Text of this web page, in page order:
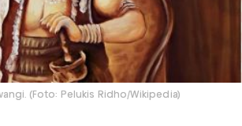
(Foto: Pelukis Ridho/Wikipedia)